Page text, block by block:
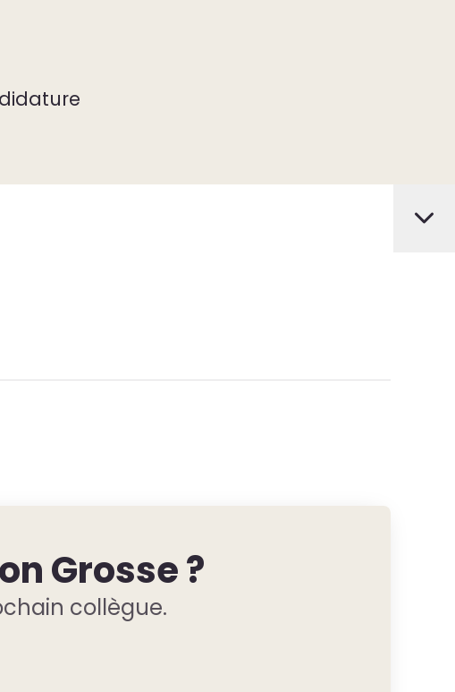
Grosse ?
collègue.